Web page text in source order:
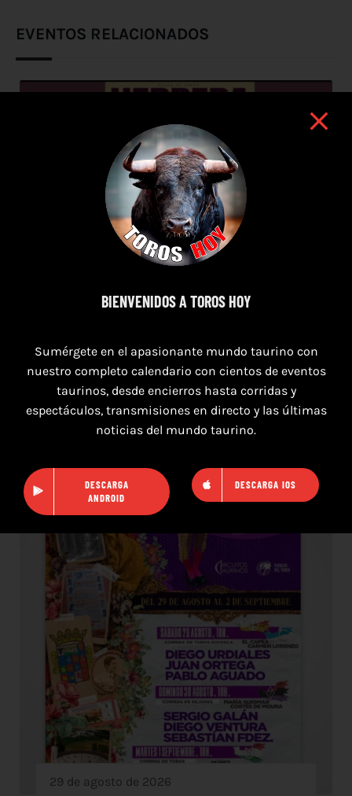
EVENTOS RELACIONADOS
16 de agosto de 2026
TOROS HERRERA DEL DUQUE 16 AGOSTO
29 de agosto de 2026
BIENVENIDOS A TOROS HOY
Sumérgete en el apasionante mundo taurino con
nuestro completo calendario con cientos de eventos
taurinos, desde encierros hasta corridas y
espectáculos, transmisiones en directo y las últimas
noticias del mundo taurino.
DESCARGA
ANDROID
DESCARGA IOS